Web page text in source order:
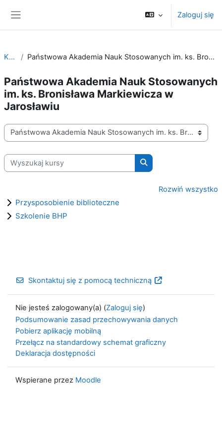
Zaloguj się
Kursy Państwowa Akademia Nauk Stosowanych im. ks. Bronisława Markiewicza w Jarosławiu
Państwowa Akademia Nauk Stosowanych
im. ks. Bronisława Markiewicza w
Jarosławiu
Kategorie kursów
Wyszukaj kursy
Wyszukaj kursy
Rozwiń wszystko
Przysposobienie biblioteczne
Szkolenie BHP
Skontaktuj się z pomocą techniczną
Nie jesteś zalogowany(a) (Zaloguj się)
Podsumowanie zasad przechowywania danych
Pobierz aplikację mobilną
Przełącz na standardowy schemat graficzny
Deklaracja dostępności
Wspierane przez Moodle